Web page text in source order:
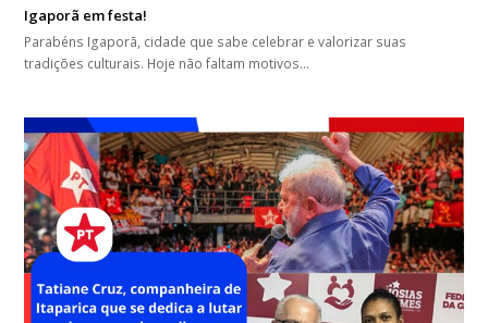
Igaporã em festa!
Parabéns Igaporã, cidade que sabe celebrar e valorizar suas
tradições culturais. Hoje não faltam motivos…